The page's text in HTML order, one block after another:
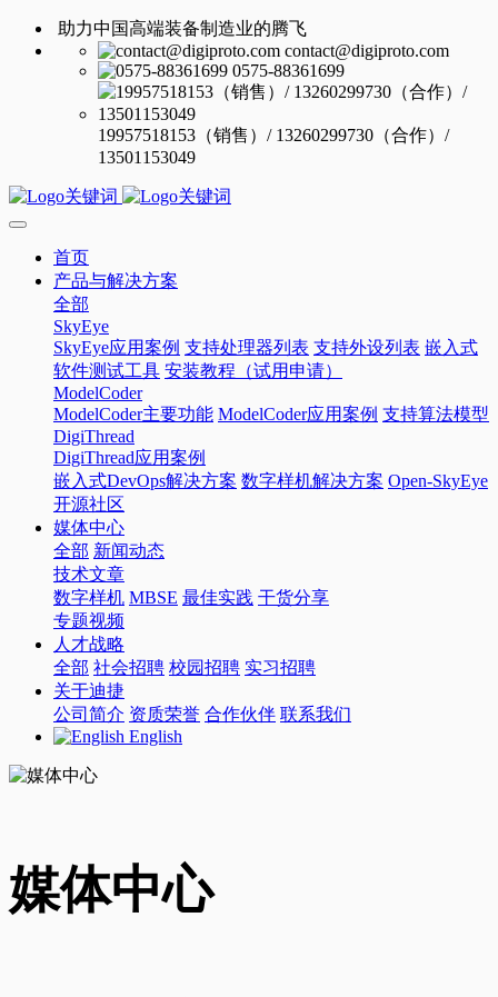
助力中国高端装备制造业的腾飞
contact@digiproto.com
0575-88361699
19957518153（销售）/ 13260299730（合作）/
13501153049
首页
产品与解决方案
全部
SkyEye
SkyEye应用案例 支持处理器列表 支持外设列表 嵌入式
软件测试工具 安装教程（试用申请）
ModelCoder
ModelCoder主要功能 ModelCoder应用案例 支持算法模型
DigiThread
DigiThread应用案例
嵌入式DevOps解决方案 数字样机解决方案 Open-SkyEye
开源社区
媒体中心
全部 新闻动态
技术文章
数字样机 MBSE 最佳实践 干货分享
专题视频
人才战略
全部 社会招聘 校园招聘 实习招聘
关于迪捷
公司简介 资质荣誉 合作伙伴 联系我们
English
媒体中心